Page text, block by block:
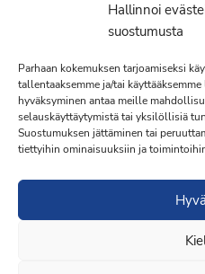
Hallinnoi
suostumusta
Parhaan kokemuksen tarjoamiseksi
tallentaaksemme ja/tai
hyväksyminen antaa meille
selauskäyttäytymistä tai yksilöllisiä
Suostumuksen jättäminen tai
tiettyihin ominaisuuksiin ja
Saavutettavuusseloste »
Toiminnanjohtaja
Kimmo Järvinen
Terveydenhoitaja
041 501 4176
·Toteutus ja